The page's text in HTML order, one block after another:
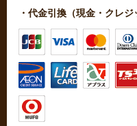
・代金引換（現金・クレジ